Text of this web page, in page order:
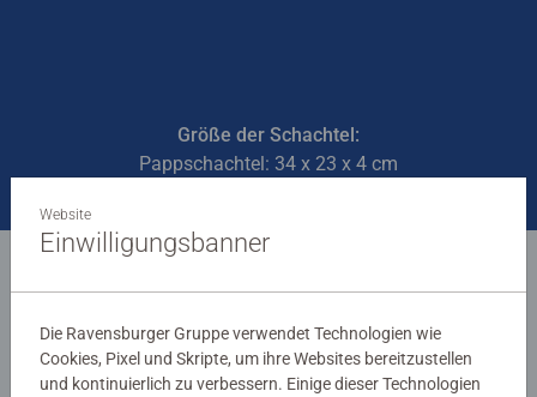
Größe der Schachtel:
Pappschachtel: 34 x 23 x 4 cm
Ganz einfach online
dein Puzzle gestalten
Website
Einwilligungsbanner
Die Ravensburger Gruppe verwendet Technologien wie
Cookies, Pixel und Skripte, um ihre Websites bereitzustellen
und kontinuierlich zu verbessern. Einige dieser Technologien